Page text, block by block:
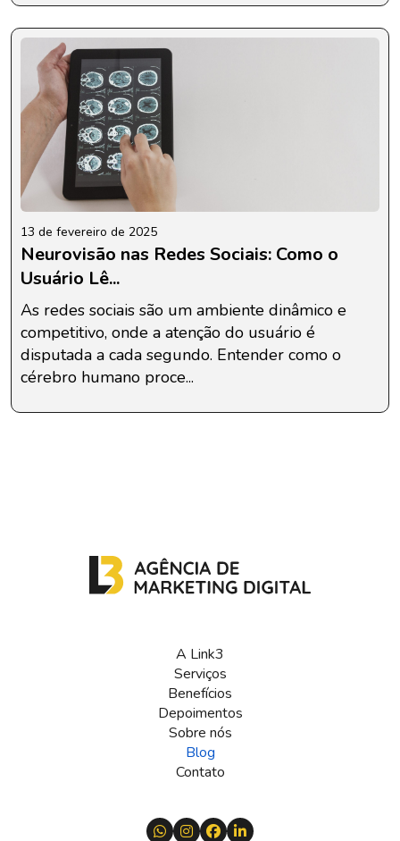
13 de fevereiro de 2025
Neurovisão nas Redes Sociais: Como o
Usuário Lê...
As redes sociais são um ambiente dinâmico e
competitivo, onde a atenção do usuário é
disputada a cada segundo. Entender como o
cérebro humano proce...
A Link3
Serviços
Benefícios
Depoimentos
Sobre nós
Blog
Contato